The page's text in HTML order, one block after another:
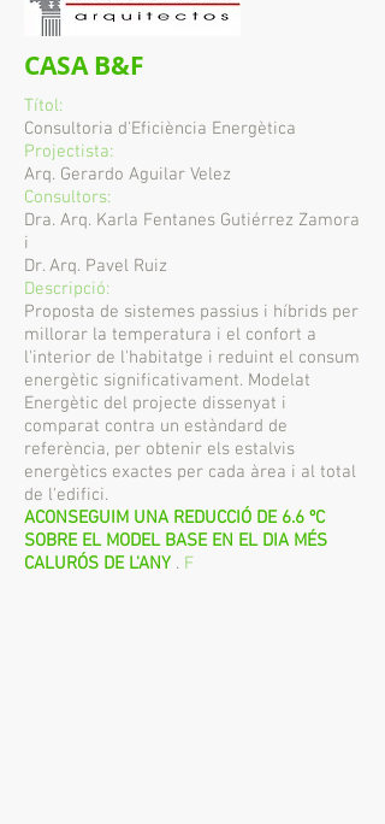
CASA B&F
Títol:
Consultoria d'Eficiència Energètica
Projectista:
Arq. Gerardo Aguilar Velez
Consultors:
Dra. Arq. Karla Fentanes Gutiérrez Zamora
i
Dr. Arq. Pavel Ruiz
Descripció:
Proposta de sistemes passius i híbrids per
millorar la temperatura i el confort a
l'interior de l'habitatge i reduint el consum
energètic significativament. Modelat
Energètic del projecte dissenyat i
comparat contra un estàndard de
referència, per obtenir els estalvis
energètics exactes per cada àrea i al total
de l'edifici.
ACONSEGUIM UNA REDUCCIÓ DE 6.6 ºC
SOBRE EL MODEL BASE EN EL DIA MÉS
CALURÓS DE L'ANY . F